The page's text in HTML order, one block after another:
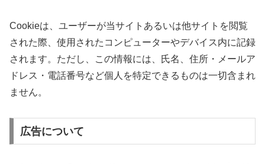
Cookieは、ユーザーが当サイトあるいは他サイトを閲覧
された際、使用されたコンピューターやデバイス内に記録
されます。ただし、この情報には、氏名、住所・メールア
ドレス・電話番号など個人を特定できるものは一切含まれ
ません。
広告について